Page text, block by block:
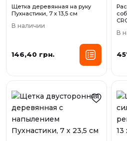
Щетка деревянная на руку
Пухнастики, 7 х 13,5 см
В наличии
146,40 грн.
В